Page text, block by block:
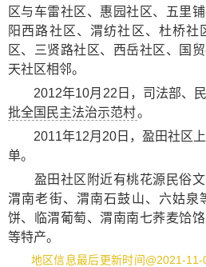
区与车雷社区、惠园社区、五里
阳西路社区、渭纺社区、杜桥社
区、三贤路社区、西岳社区、国
天社区相邻。
2012年10月22日，司法部、民
批全国民主法治示范村。
2011年12月20日，盈田社区
单。
盈田社区附近有桃花源民俗
渭南老街、 渭南石鼓山、 六姑泉
饼、 临渭葡萄、渭南南七荞麦饸饹
等特产。
地区信息最后更新时间@2021-11-